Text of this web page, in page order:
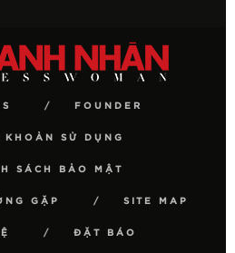
FOUNDER
SỬ DỤNG
SÁCH BẢO MẬT
GẶP SITE MAP
ĐẶT BÁO